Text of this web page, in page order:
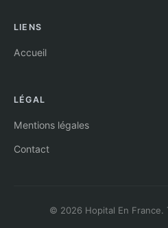
LIENS
Accueil
LÉGAL
Mentions légales
Contact
© 2026 Hopital En France.